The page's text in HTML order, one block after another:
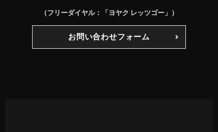
（フリーダイヤル：「ヨヤク レッツゴー」）
お問い合わせフォーム